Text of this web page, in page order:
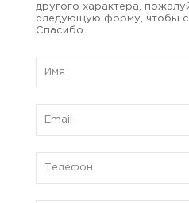
другого характера,
следующую форму, чтобы
Спасибо.